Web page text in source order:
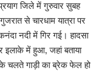
जिले में गुरुवार सुबह
से चारधाम यात्रा पर
नदी में गिर गई। हादसा
इलाके में हुआ, जहां बताया
चलते गाड़ी का ब्रेक फेल हो